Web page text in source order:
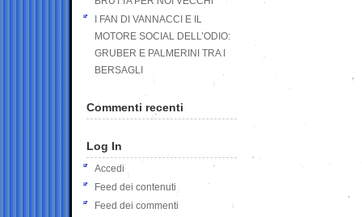
I FAN DI VANNACCI E IL
MOTORE SOCIAL DELL’ODIO:
GRUBER E PALMERINI TRA I
BERSAGLI
Commenti recenti
Log In
Accedi
Feed dei contenuti
Feed dei commenti